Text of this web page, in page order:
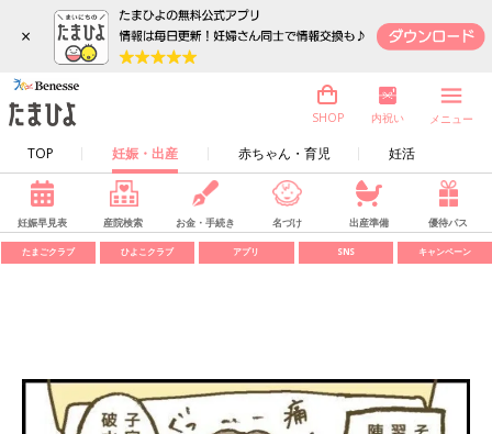
×
TOP 妊娠・出産 赤ちゃん・育児 妊活
SHOP 内祝い メニュー
妊娠早見表 産院検索 お金・手続き 名づけ 出産準備 優待パス
たまごクラブ ひよこクラブ アプリ SNS キャンペーン